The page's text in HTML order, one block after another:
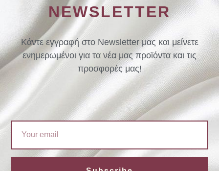
NEWSLETTER
Κάντε εγγραφή στο Newsletter μας και μείνετε
ενημερωμένοι για τα νέα μας προϊόντα και τις
προσφορές μας!